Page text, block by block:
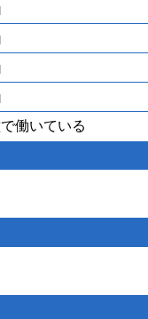
働いている